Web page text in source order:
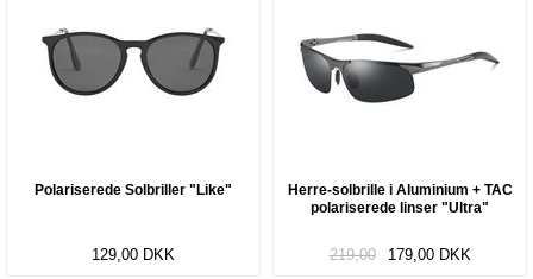
Polariserede Solbriller "Like"
129,00 DKK
Herre-solbrille i Aluminium + TAC
polariserede linser "Ultra"
219,00 179,00 DKK